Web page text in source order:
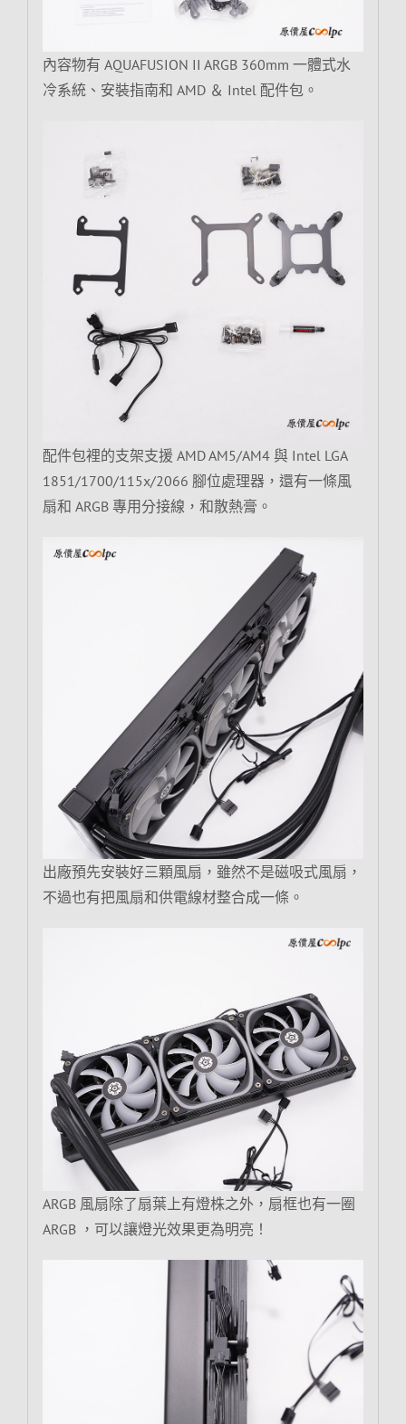
內容物有 AQUAFUSION II ARGB 360mm 一體式水
冷系統、安裝指南和 AMD ＆ Intel 配件包。
配件包裡的支架支援 AMD AM5/AM4 與 Intel LGA
1851/1700/115x/2066 腳位處理器，還有一條風
扇和 ARGB 專用分接線，和散熱膏。
出廠預先安裝好三顆風扇，雖然不是磁吸式風扇，
不過也有把風扇和供電線材整合成一條。
ARGB 風扇除了扇葉上有燈株之外，扇框也有一圈
ARGB ，可以讓燈光效果更為明亮！